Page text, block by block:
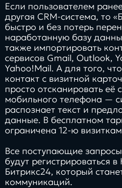
Если пользователем
другая CRM-система, то
быстро и без потерь
наработанную базу
также импортировать
сервисов Gmail, Outlook,
Yahoo!Mail. А для того,
контакт с визитной
просто отсканировать
мобильного телефона —
распознает текст и
данные. В бесплатном
ограничена 12-ю
Все поступающие
будут регистрироваться
Битрикс24, который
коммуникаций.